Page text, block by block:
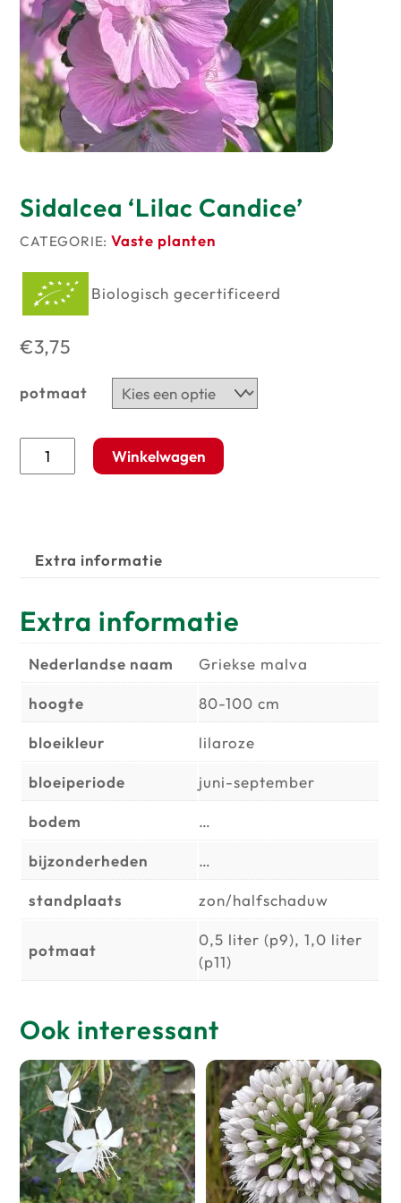
Producten
op
voorraad
Sidalcea ‘Lilac Candice’
CATEGORIE: Vaste planten
Biologisch gecertificeerd
€3,75
potmaat
Sidalcea
'Lilac
Winkelwagen
Extra informatie
Extra informatie
Nederlandse naam Griekse malva
hoogte 80-100 cm
bloeikleur lilaroze
bloeiperiode juni-september
bodem …
bijzonderheden …
standplaats zon/halfschaduw
potmaat
0,5 liter (p9), 1,0 liter
(p11)
Ook interessant